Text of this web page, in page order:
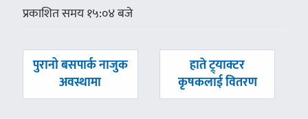
प्रकाशित समय १५:०४ बजे
पछिल्लाे
पुरानो बसपार्क नाजुक
अवस्थामा
अघिल्लाे
-
हाते ट्र्याक्टर
कृषकलाई वितरण